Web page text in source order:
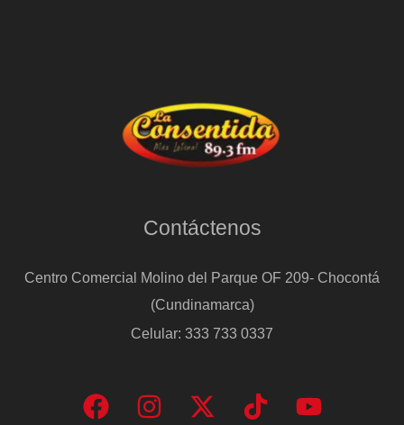
Contáctenos
Centro Comercial Molino del Parque OF 209- Chocontá
(Cundinamarca)
Celular: 333 733 0337